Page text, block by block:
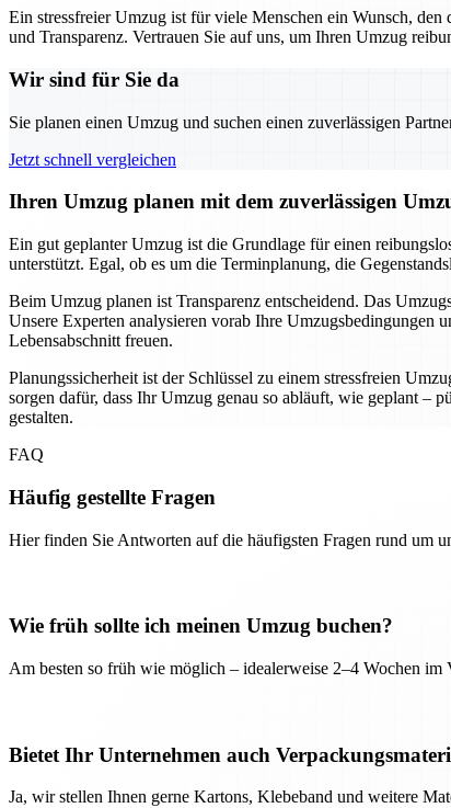
Ein stressfreier Umzug ist für viele Menschen ein Wunsch,
und Transparenz. Vertrauen Sie auf uns, um Ihren Umzug
Wir sind für Sie da
Sie planen einen Umzug und suchen einen zuverlässigen
Jetzt schnell vergleichen
Ihren Umzug planen mit dem zuverlässigen
Ein gut geplanter Umzug ist die Grundlage für einen
unterstützt. Egal, ob es um die Terminplanung, die
Beim Umzug planen ist Transparenz entscheidend. Das
Unsere Experten analysieren vorab Ihre Umzugsbedingungen
Lebensabschnitt freuen.
Planungssicherheit ist der Schlüssel zu einem stressfreien
sorgen dafür, dass Ihr Umzug genau so abläuft, wie geplant –
gestalten.
FAQ
Häufig gestellte Fragen
Hier finden Sie Antworten auf die häufigsten Fragen rund um
Wie früh sollte ich meinen Umzug buchen?
Am besten so früh wie möglich – idealerweise 2–4 Wochen
Bietet Ihr Unternehmen auch
Ja, wir stellen Ihnen gerne Kartons, Klebeband und weitere